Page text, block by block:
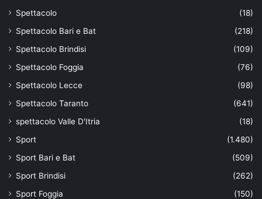
Spettacolo
(18)
Spettacolo Bari e Bat
(218)
Spettacolo Brindisi
(109)
Spettacolo Foggia
(76)
Spettacolo Lecce
(98)
Spettacolo Taranto
(641)
spettacolo Valle D'Itria
(18)
Sport
(1.480)
Sport Bari e Bat
(509)
Sport Brindisi
(262)
Sport Foggia
(150)